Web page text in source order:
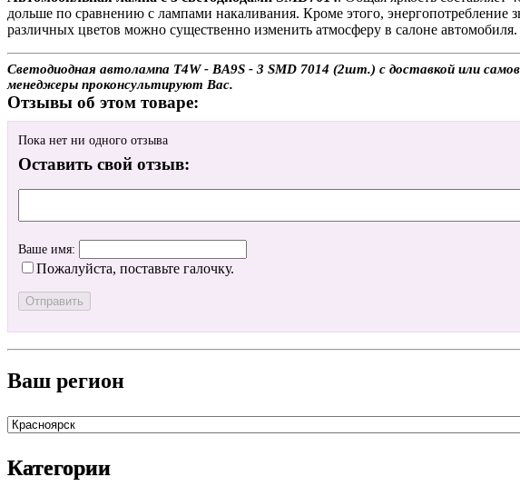
дольше по сравнению с лампами накаливания. Кроме этого,
различных цветов можно существенно изменить атмосферу в салоне автомобиля.
Светодиодная автолампа T4W - BA9S - 3 SMD 7014 (2шт.) с доставкой или
менеджеры проконсультируют Вас.
Отзывы об этом товаре:
Пока нет ни одного отзыва
Оставить свой отзыв:
Ваше имя:
Пожалуйста, поставьте галочку.
Ваш регион
Категории